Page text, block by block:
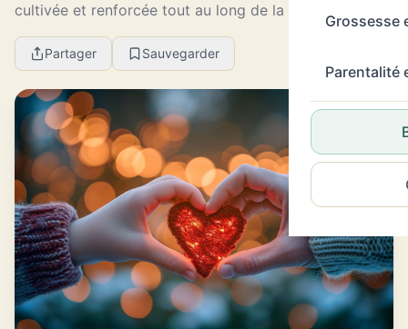
Grossesse
Parentalité
cultivée et renforcée tout au long de la vie. Pour
favoriser une relation saine et harmonieuse, plusieurs
Partager Sauvegarder